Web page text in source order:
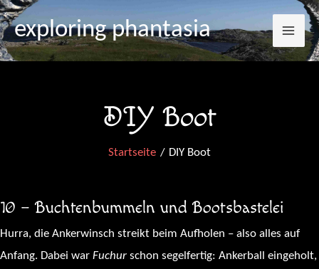
Zum
Inhalt
springen
exploring phantasia
DIY Boot
Startseite DIY Boot
10 – Buchtenbummeln und Bootsbastelei
Hurra, die Ankerwinsch streikt beim Aufholen – also alles auf
Anfang. Dabei war Fuchur schon segelfertig: Ankerball eingeholt,